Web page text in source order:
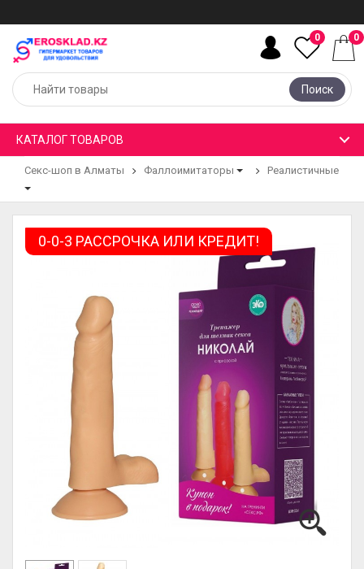
Поиск
0 0
КАТАЛОГ ТОВАРОВ
Секс-шоп в Алматы Фаллоимитаторы Реалистичные
0-0-3 РАССРОЧКА ИЛИ КРЕДИТ!